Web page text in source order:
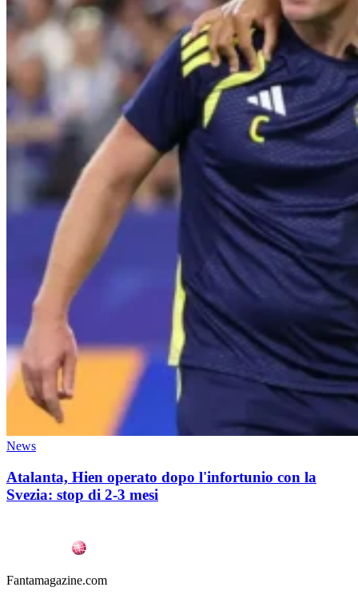
News
Atalanta, Hien operato dopo l'infortunio con la
Svezia: stop di 2-3 mesi
Fantamagazine.com